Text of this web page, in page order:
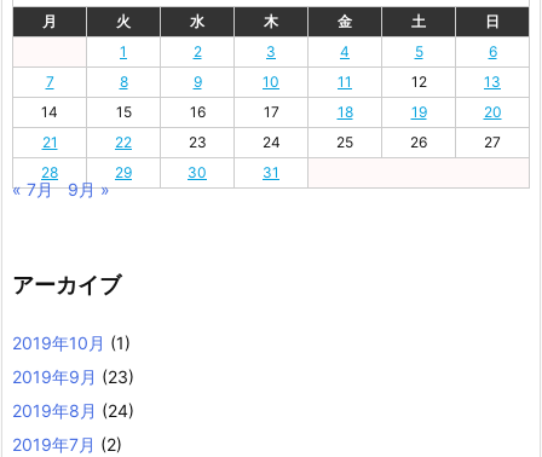
月
火 水 木 金 土
日
1
2 3 4 5
6
7
8 9 10 11 12
13
14
15 16 17 18 19
20
21
22 23 24 25 26
27
28
29 30 31
« 7月 9月 »
アーカイブ
2019年10月 (1)
2019年9月 (23)
2019年8月 (24)
2019年7月 (2)